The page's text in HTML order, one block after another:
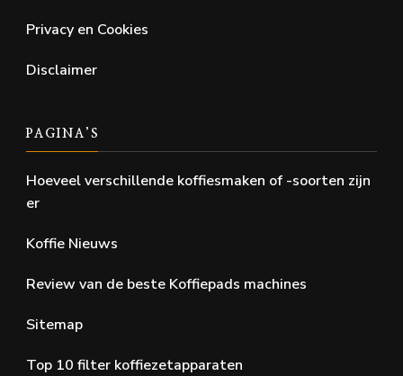
Privacy en Cookies
Disclaimer
PAGINA’S
Hoeveel verschillende koffiesmaken of -soorten zijn
er
Koffie Nieuws
Review van de beste Koffiepads machines
Sitemap
Top 10 filter koffiezetapparaten